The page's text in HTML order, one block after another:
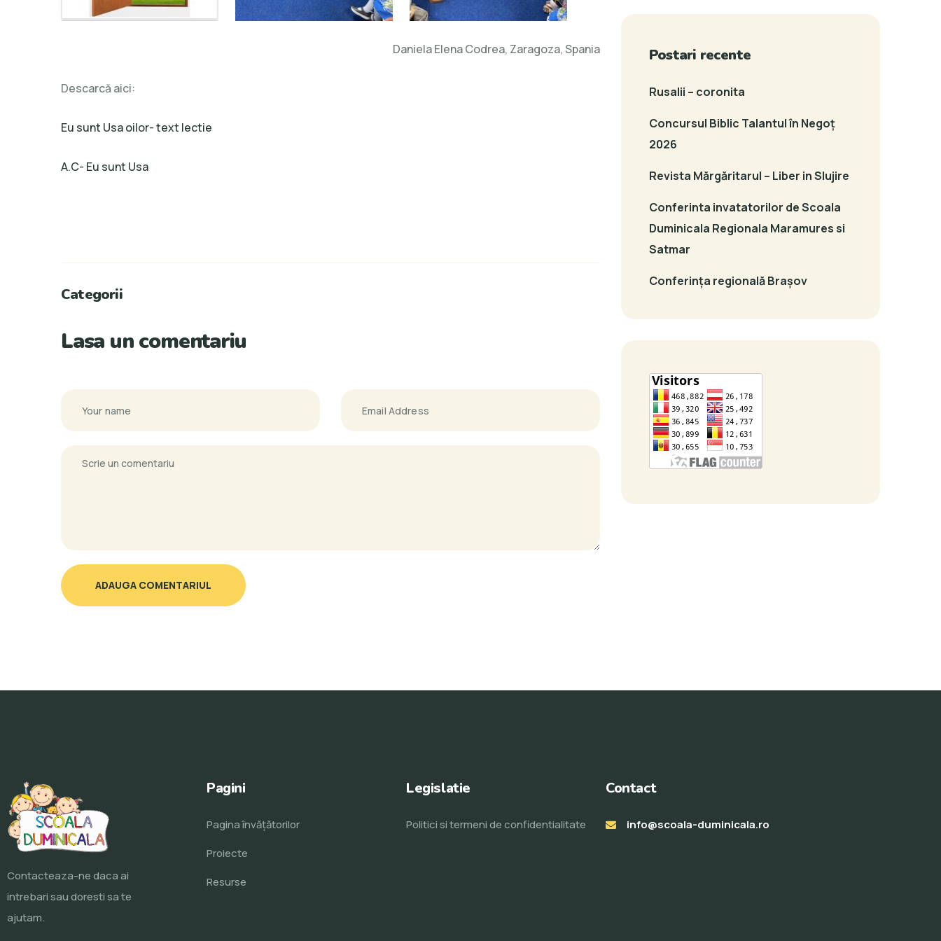
Daniela Elena Codrea, Zaragoza, Spania
Descarcă aici:
Eu sunt Usa oilor- text lectie
A.C- Eu sunt Usa
Categorii
Lasa un comentariu
ADAUGA COMENTARIUL
Postari recente
Rusalii – coronita
Concursul Biblic Talantul în Negoț
2026
Revista Mărgăritarul – Liber in Slujire
Conferinta invatatorilor de Scoala
Duminicala Regionala Maramures si
Satmar
Conferința regională Brașov
Contacteaza-ne daca ai
intrebari sau doresti sa te
ajutam.
Pagini
Pagina învăţătorilor
Proiecte
Resurse
Legislatie
Politici si termeni de confidentialitate
Contact
info@scoala-duminicala.ro